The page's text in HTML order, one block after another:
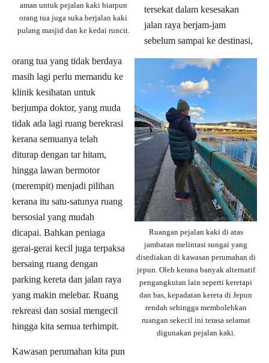
aman untuk pejalan kaki biarpun
orang tua juga suka berjalan kaki
pulang masjid dan ke kedai runcit.
Ruangan pejalan kaki di atas
jambatan melintasi sungai yang
disediakan di kawasan perumahan di
jepun. Oleh kerana banyak alternatif
pengangkutan lain seperti keretapi
dan bas, kepadatan kereta di Jepun
rendah sehingga membolehkan
ruangan sekecil ini terasa selamat
digunakan pejalan kaki.
tersekat dalam kesesakan
jalan raya berjam-jam
sebelum sampai ke destinasi,
orang tua yang tidak berdaya
masih lagi perlu memandu ke
klinik kesihatan untuk
berjumpa doktor, yang muda
tidak ada lagi ruang berekrasi
kerana semuanya telah
diturap dengan tar hitam,
hingga lawan bermotor
(merempit) menjadi pilihan
kerana itu satu-satunya ruang
bersosial yang mudah
dicapai. Bahkan peniaga
gerai-gerai kecil juga terpaksa
bersaing ruang dengan
parking kereta dan jalan raya
yang makin melebar. Ruang
rekreasi dan sosial mengecil
hingga kita semua terhimpit.
Kawasan perumahan kita pun